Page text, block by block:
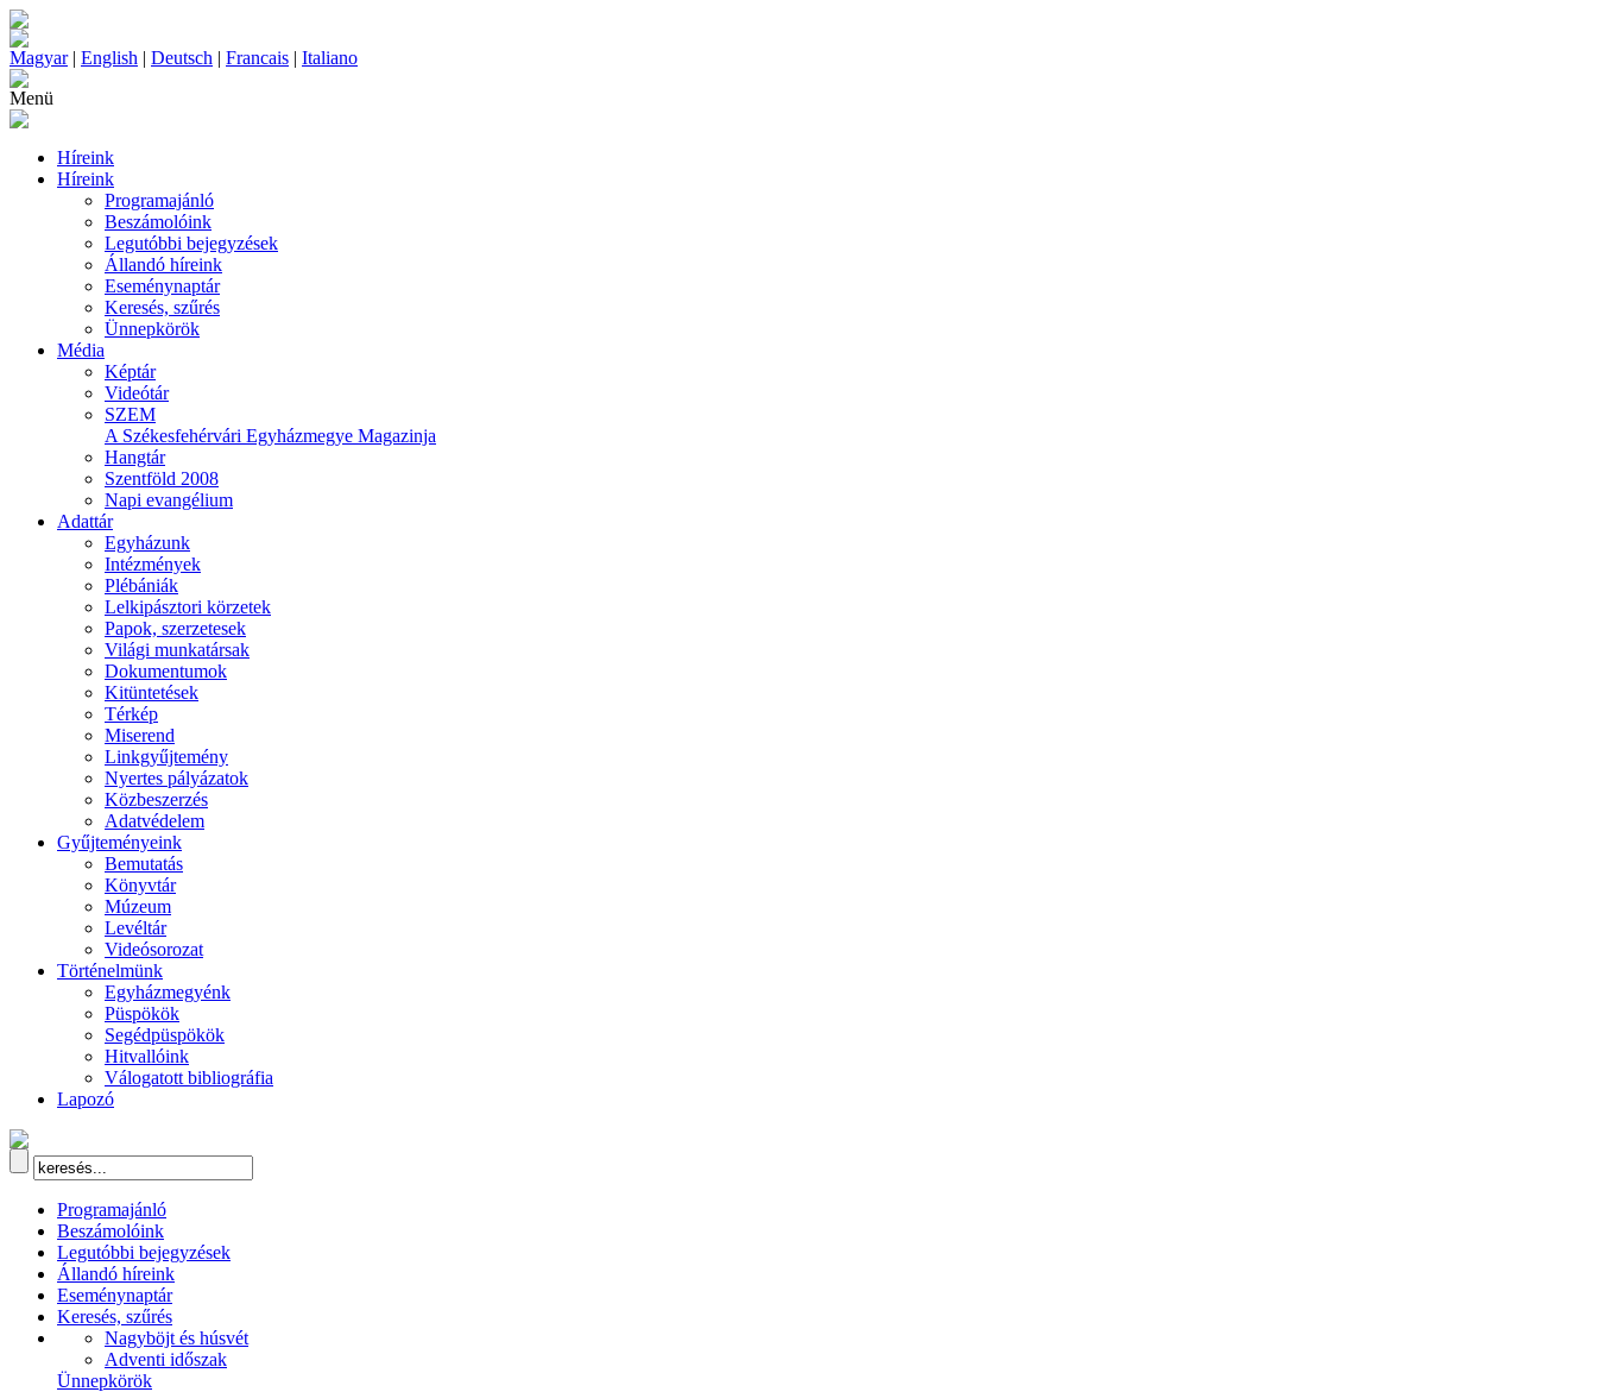
Magyar| English | Deutsch | Francais | Italiano
Menü
Híreink
Híreink
Programajánló
Beszámolóink
Legutóbbi bejegyzések
Állandó híreink
Eseménynaptár
Keresés, szűrés
Ünnepkörök
Média
Képtár
Videótár
SZEM
A Székesfehérvári Egyházmegye Magazinja
Hangtár
Szentföld 2008
Napi evangélium
Adattár
Egyházunk
Intézmények
Plébániák
Lelkipásztori körzetek
Papok, szerzetesek
Világi munkatársak
Dokumentumok
Kitüntetések
Térkép
Miserend
Linkgyűjtemény
Nyertes pályázatok
Közbeszerzés
Adatvédelem
Gyűjteményeink
Bemutatás
Könyvtár
Múzeum
Levéltár
Videósorozat
Történelmünk
Egyházmegyénk
Püspökök
Segédpüspökök
Hitvallóink
Válogatott bibliográfia
Lapozó
Programajánló
Beszámolóink
Legutóbbi bejegyzések
Állandó híreink
Eseménynaptár
Keresés, szűrés
Nagyböjt és húsvét
Adventi időszak
Ünnepkörök